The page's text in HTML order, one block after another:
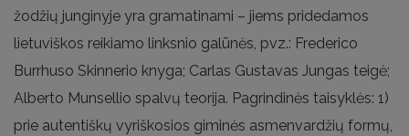
žodžių junginyje yra gramatinami – jiems pridedamos
lietuviškos reikiamo linksnio galūnės, pvz.: Frederico
Burrhuso Skinnerio knyga; Carlas Gustavas Jungas teigė;
Alberto Munsellio spalvų teorija. Pagrindinės taisyklės: 1)
prie autentiškų vyriškosios giminės asmenvardžių formų,